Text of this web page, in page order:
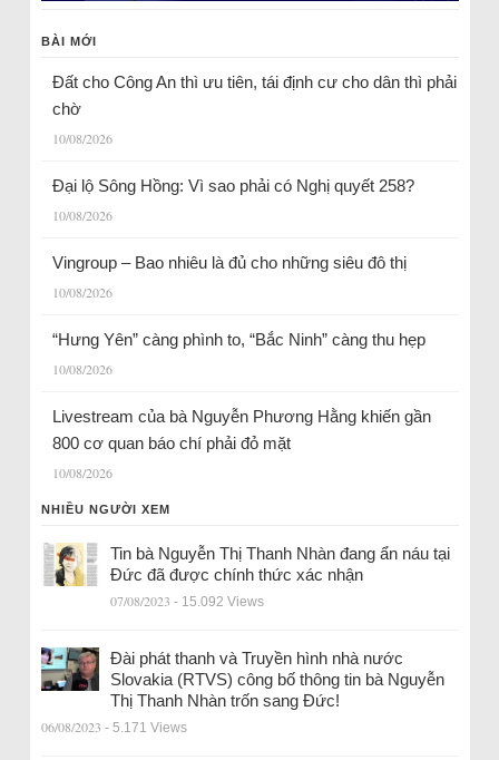
BÀI MỚI
Đất cho Công An thì ưu tiên, tái định cư cho dân thì phải
chờ
10/08/2026
Đại lộ Sông Hồng: Vì sao phải có Nghị quyết 258?
10/08/2026
Vingroup – Bao nhiêu là đủ cho những siêu đô thị
10/08/2026
“Hưng Yên” càng phình to, “Bắc Ninh” càng thu hẹp
10/08/2026
Livestream của bà Nguyễn Phương Hằng khiến gần
800 cơ quan báo chí phải đỏ mặt
10/08/2026
NHIỀU NGƯỜI XEM
Tin bà Nguyễn Thị Thanh Nhàn đang ẩn náu tại
Đức đã được chính thức xác nhận
07/08/2023 - 15.092 Views
Đài phát thanh và Truyền hình nhà nước
Slovakia (RTVS) công bố thông tin bà Nguyễn
Thị Thanh Nhàn trốn sang Đức!
06/08/2023 - 5.171 Views